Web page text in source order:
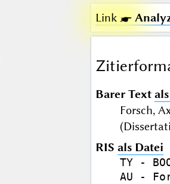
Link ☛
Barer Text
Forsch,
RIS als Datei
TY -
AU -